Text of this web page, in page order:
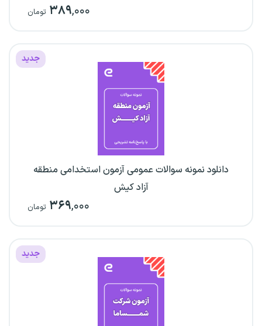
۳۸۹,۰۰۰ تومان
جدید
دانلود نمونه سوالات عمومی آزمون استخدامی منطقه
آزاد کیش
۳۶۹,۰۰۰ تومان
جدید